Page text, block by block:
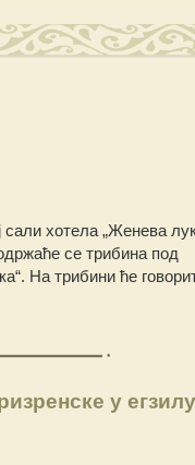
сали хотела „Женева
се трибина под
На трибини ће
у егзилу